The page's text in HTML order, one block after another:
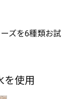
ズを6種類お試
を使用